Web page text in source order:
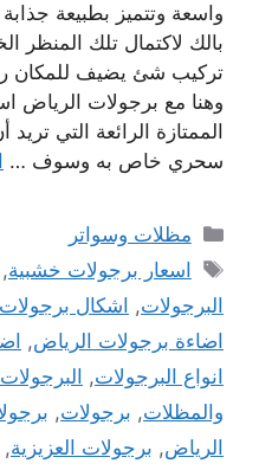
واسعة وتتميز بطبيعة
بالك لاكتمال تلك المنظر
تركيب شئ يضيف للمكان
وهنا مع برجولات الرياض
الممتازة الرائعة التي
سحري خاص به وسوف …
التصنيفات
مظلات وسواتر
الوسوم
اسعار برجولات خشبية,
البرجولات, اشكال
اضاءة برجولات الرياض,
انواع البرجولات,
والمظلات, برجولات,
الرياض, برجولات العزيزية,